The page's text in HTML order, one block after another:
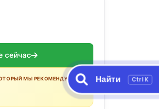
сейчас
МЫ РЕКОМЕНДУЕМ: Найти Ctrl K